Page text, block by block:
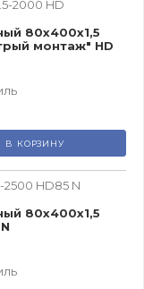
2000 HD
80х400х1,5
монтаж" HD
В КОРЗИНУ
2500 HD85 N
80х400х1,5